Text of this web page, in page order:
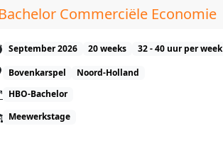
Commerciële Economie
September 2026 20 weeks
32 - 40 uur per week
Bovenkarspel
Noord-Holland
HBO-Bachelor
Meewerkstage